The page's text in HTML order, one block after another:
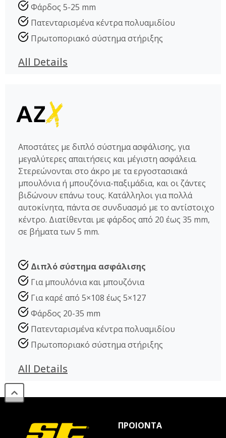
Φάρδος 5-25 mm
Πατενταρισμένα κέντρα πολυαμιδίου
Πρωτοποριακό σύστημα στήριξης
All Details
Αποστάτες με διπλό σύστημα ασφάλισης, για
μεγαλύτερες απαιτήσεις και μέγιστη ασφάλεια.
Στερεώνονται στο άκρο με τα εργοστασιακά
μπουλόνια ή μπουζόνια-παξιμάδια, και οι ζάντες
βιδώνουν επάνω τους. Κατάλληλοι για πολλά
αυτοκίνητα, πάντα σε συνδυασμό με το αντίστοιχο
κέντρο. Διατίθενται με φάρδος από 20 έως 35 mm,
σε βήματα των 5 mm.
Διπλό σύστημα ασφάλισης
Για μπουλόνια και μπουζόνια
Για καρέ από 5×108 έως 5×127
Φάρδος 20-35 mm
Πατενταρισμένα κέντρα πολυαμιδίου
Πρωτοποριακό σύστημα στήριξης
All Details
ΠΡΟΙΟΝΤΑ